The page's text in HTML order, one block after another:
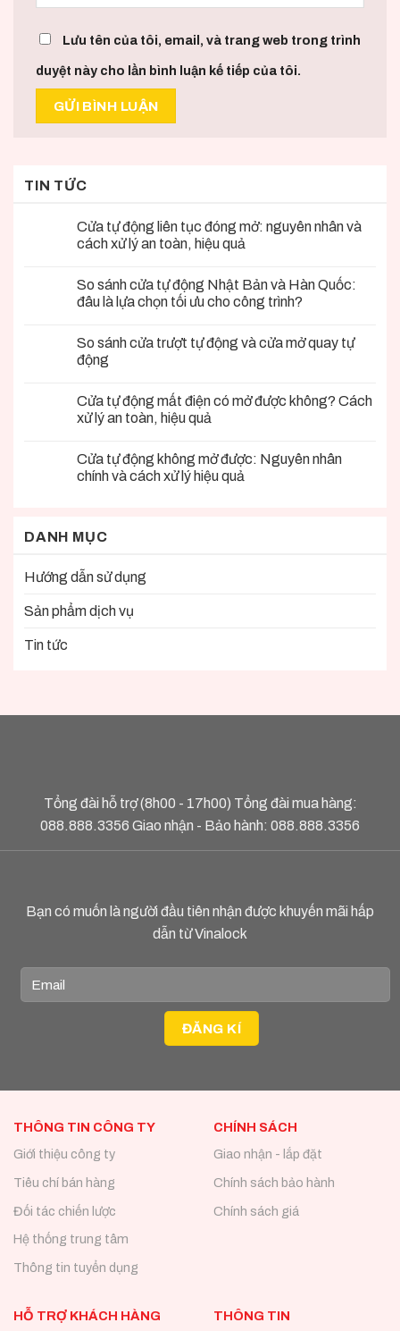
Lưu tên của tôi, email, và trang web trong trình
duyệt này cho lần bình luận kế tiếp của tôi.
TIN TỨC
Cửa tự động liên tục đóng mở: nguyên nhân và
cách xử lý an toàn, hiệu quả
So sánh cửa tự động Nhật Bản và Hàn Quốc:
đâu là lựa chọn tối ưu cho công trình?
So sánh cửa trượt tự động và cửa mở quay tự
động
Cửa tự động mất điện có mở được không? Cách
xử lý an toàn, hiệu quả
Cửa tự động không mở được: Nguyên nhân
chính và cách xử lý hiệu quả
DANH MỤC
Hướng dẫn sử dụng
Sản phẩm dịch vụ
Tin tức
Tổng đài hỗ trợ (8h00 - 17h00) Tổng đài mua hàng:
088.888.3356 Giao nhận - Bảo hành: 088.888.3356
Bạn có muốn là người đầu tiên nhận được khuyến mãi hấp
dẫn từ Vinalock
THÔNG TIN CÔNG TY
Giới thiệu công ty
Tiêu chí bán hàng
Đối tác chiến lược
Hệ thống trung tâm
Thông tin tuyển dụng
CHÍNH SÁCH
Giao nhận - lắp đặt
Chính sách bảo hành
Chính sách giá
HỖ TRỢ KHÁCH HÀNG
THÔNG TIN